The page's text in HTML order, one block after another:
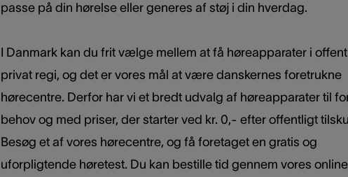
passe på din hørelse eller generes af støj i din hverdag.
I Danmark kan du frit vælge mellem at få høreapparater i
privat regi, og det er vores mål at være danskernes foretrukne
hørecentre. Derfor har vi et bredt udvalg af høreapparater til
behov og med priser, der starter ved kr. 0,- efter offentligt
Besøg et af vores hørecentre, og få foretaget en gratis og
uforpligtende høretest. Du kan bestille tid gennem vores online